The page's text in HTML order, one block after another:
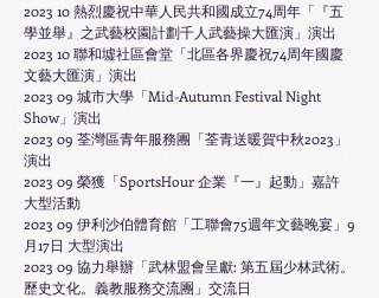
2023 10 熱烈慶祝中華人民共和國成立74周年「『五
學並舉』之武藝校園計劃千人武藝操大匯演」演出
2023 10 聯和墟社區會堂「北區各界慶祝74周年國慶
文藝大匯演」演出
2023 09 城市大學「Mid-Autumn Festival Night
Show」演出
2023 09 荃灣區青年服務團「荃青送暖賀中秋2023」
演出
2023 09 榮獲「SportsHour 企業『一』起動」嘉許
大型活動
2023 09 伊利沙伯體育館「工聯會75週年文藝晚宴」9
月17日 大型演出
2023 09 協力舉辦「武林盟會呈獻: 第五屆少林武術。
歷史文化。義教服務交流團」交流日